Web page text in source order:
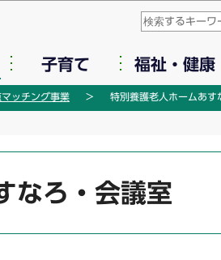
このページの本
子育て 福祉・健康
ッチング事業 特別養護老人ホームあす
なろ・会議室